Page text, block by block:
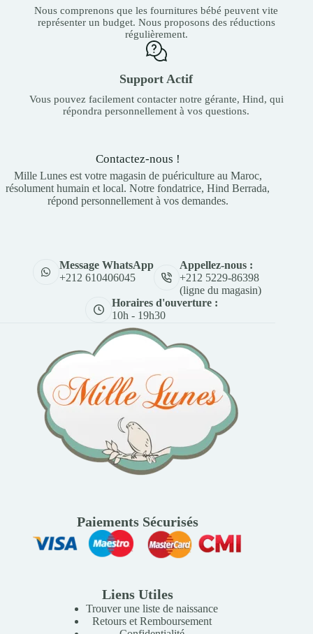
Nous comprenons que les fournitures bébé peuvent vite
représenter un budget. Nous proposons des réductions
régulièrement.
Support Actif
Vous pouvez facilement contacter notre gérante, Hind, qui
répondra personnellement à vos questions.
Contactez-nous !
Mille Lunes est votre magasin de puériculture au Maroc,
résolument humain et local. Notre fondatrice, Hind Berrada,
répond personnellement à vos demandes.
Message WhatsApp
+212 610406045
Appellez-nous :
+212 5229-86398
(ligne du magasin)
Horaires d'ouverture :
10h - 19h30
Paiements Sécurisés
Liens Utiles
Trouver une liste de naissance
Retours et Remboursement